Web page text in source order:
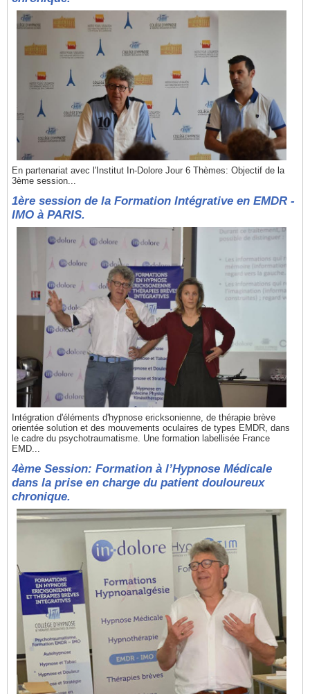
En partenariat avec l'Institut In-Dolore Jour 6 Thèmes: Objectif de la
3ème session...
1ère session de la Formation Intégrative en EMDR -
IMO à PARIS.
Intégration d'éléments d'hypnose ericksonienne, de thérapie brève
orientée solution et des mouvements oculaires de types EMDR, dans
le cadre du psychotraumatisme. Une formation labellisée France
EMD...
4ème Session: Formation à l’Hypnose Médicale
dans la prise en charge du patient douloureux
chronique.